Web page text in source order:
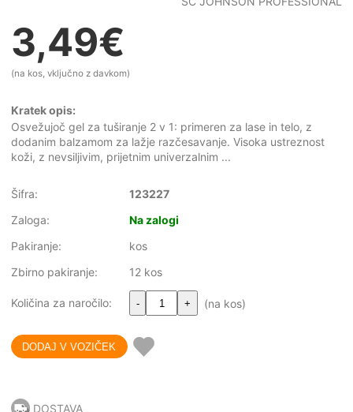
3,49€
(na kos, vključno z davkom)
Kratek opis:
Osvežujoč gel za tuširanje 2 v 1: primeren za lase in telo, z
dodanim balzamom za lažje razčesavanje. Visoka ustreznost
koži, z nevsiljivim, prijetnim univerzalnim ...
Šifra:
123227
Zaloga:
Na zalogi
Pakiranje:
kos
Zbirno pakiranje:
12 kos
Količina za naročilo: - + (na kos)
DOSTAVA